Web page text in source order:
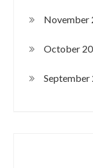
November
October
September